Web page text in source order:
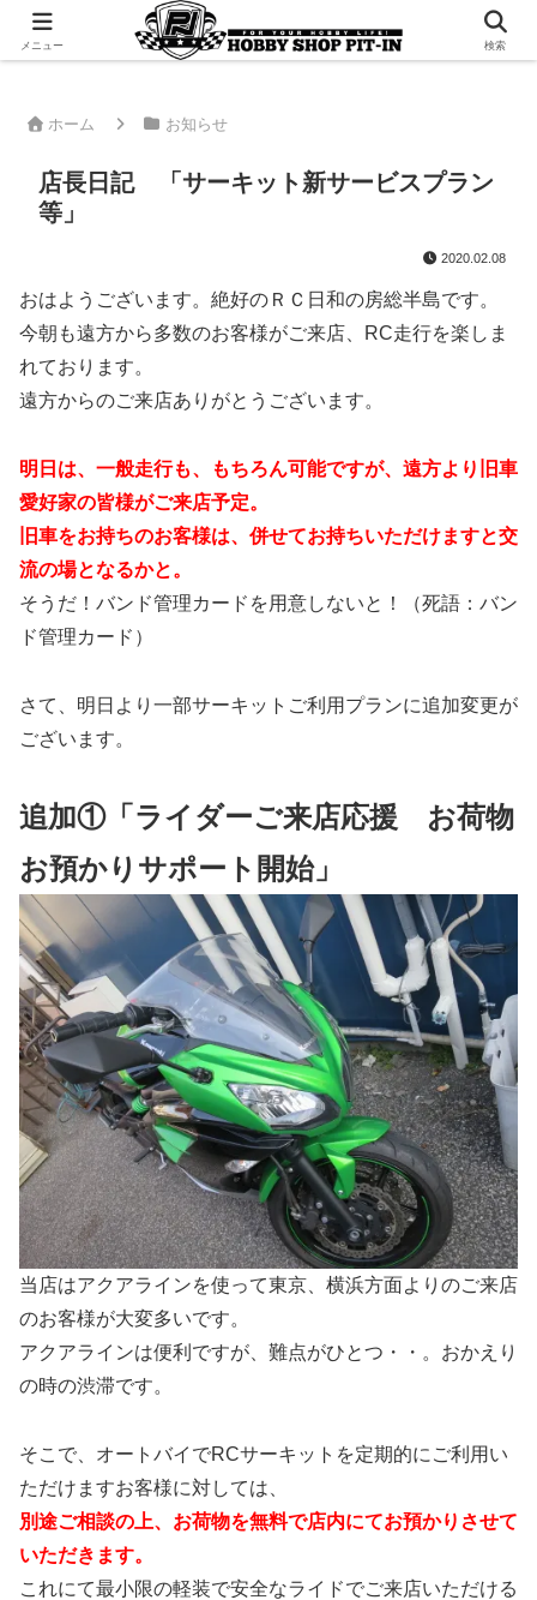
千葉県君津市でラジコンやプラモデルを販売。 ピットインのウェブサイトです
ホーム お知らせ
店長日記 「サーキット新サービスプラン
等」
2020.02.08
おはようございます。絶好のＲＣ日和の房総半島です。
今朝も遠方から多数のお客様がご来店、RC走行を楽しま
れております。
遠方からのご来店ありがとうございます。
明日は、一般走行も、もちろん可能ですが、遠方より旧車
愛好家の皆様がご来店予定。
旧車をお持ちのお客様は、併せてお持ちいただけますと交
流の場となるかと。
そうだ！バンド管理カードを用意しないと！（死語：バン
ド管理カード）
さて、明日より一部サーキットご利用プランに追加変更が
ございます。
追加①「ライダーご来店応援 お荷物
お預かりサポート開始」
当店はアクアラインを使って東京、横浜方面よりのご来店
のお客様が大変多いです。
アクアラインは便利ですが、難点がひとつ・・。おかえり
の時の渋滞です。
そこで、オートバイでRCサーキットを定期的にご利用い
ただけますお客様に対しては、
別途ご相談の上、お荷物を無料で店内にてお預かりさせて
いただきます。
これにて最小限の軽装で安全なライドでご来店いただける
メニュー 検索